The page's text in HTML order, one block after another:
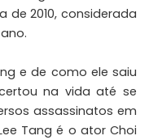
de 2010, considerada
e de como ele saiu
na vida até se
assassinatos em
Tang é o ator Choi